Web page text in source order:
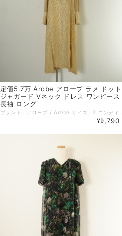
定価5.7万 Arobe アローブ ラメ ドット
ジャガード Vネック ドレス ワンピース
長袖 ロング
¥9,790